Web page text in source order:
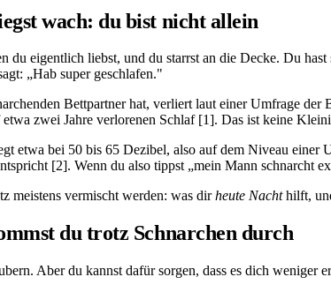
wach: du bist nicht allein
du eigentlich liebst, und du starrst an die Decke. Du
„Hab super geschlafen."
Bettpartner hat, verliert laut einer Umfrage
zwei Jahre verlorenen Schlaf [1]. Das ist keine
etwa bei 50 bis 65 Dezibel, also auf dem Niveau
[2]. Wenn du also tippst „mein Mann schnarcht
meistens vermischt werden: was dirheute Nachthilft,
du trotz Schnarchen durch
Aber du kannst dafür sorgen, dass es dich weniger